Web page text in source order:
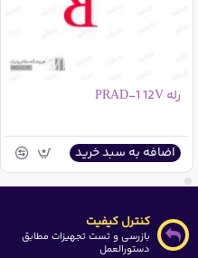
رله PRAD-1 12V
اضافه به سبد خرید
کنترل کیفیت
بازرسی و تست تجهیزات مطابق
دستورالعمل